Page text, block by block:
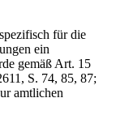
für die
ein
gemäß Art. 15
S. 74, 85, 87;
amtlichen